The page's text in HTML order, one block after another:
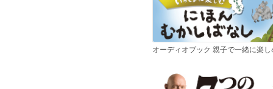
オーディオブック 親子で一緒に楽